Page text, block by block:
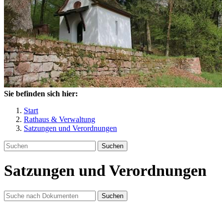
Sie befinden sich hier:
Start
Rathaus & Verwaltung
Satzungen und Verordnungen
Suchen
Satzungen und Verordnungen
Suchen